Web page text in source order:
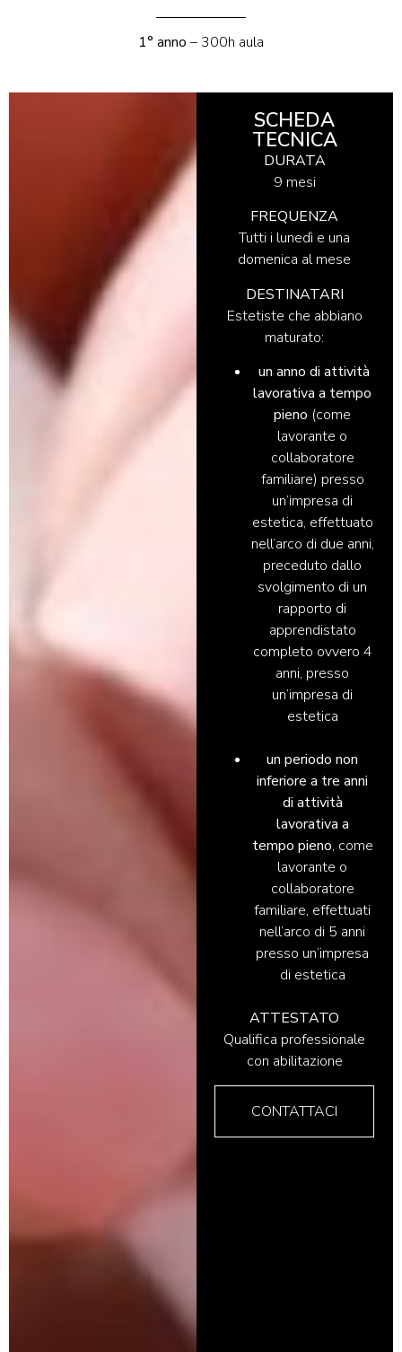
1° anno – 300h aula
SCHEDA
TECNICA
DURATA
9 mesi
FREQUENZA
Tutti i lunedì e una
domenica al mese
DESTINATARI
Estetiste che abbiano
maturato:
un anno di attività
lavorativa a tempo
pieno (come
lavorante o
collaboratore
familiare) presso
un’impresa di
estetica, effettuato
nell’arco di due anni,
preceduto dallo
svolgimento di un
rapporto di
apprendistato
completo ovvero 4
anni, presso
un’impresa di
estetica
un periodo non
inferiore a tre anni
di attività
lavorativa a
tempo pieno, come
lavorante o
collaboratore
familiare, effettuati
nell’arco di 5 anni
presso un’impresa
di estetica
ATTESTATO
Qualifica professionale
con abilitazione
CONTATTACI